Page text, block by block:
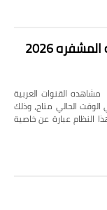
2026
جميع القنوات العربيه والعالميه المشفره 2026 مشاهده القنوات العربية
الحالي متاح، وذلك
النظام عبارة عن خاصية